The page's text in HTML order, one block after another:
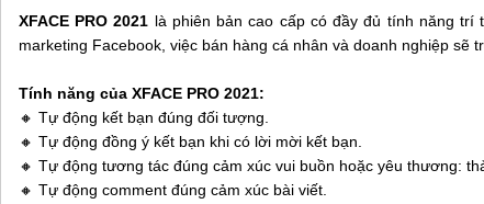
XFACE PRO 2021 là phiên bản cao cấp có đầy đủ tính năng trí
marketing Facebook, việc bán hàng cá nhân và doanh nghiệp sẽ
Tính năng của XFACE PRO 2021:
🔸 Tự động kết bạn đúng đối tượng.
🔸 Tự động đồng ý kết bạn khi có lời mời kết bạn.
🔸 Tự động tương tác đúng cảm xúc vui buồn hoặc yêu thương:
🔸 Tự động comment đúng cảm xúc bài viết.